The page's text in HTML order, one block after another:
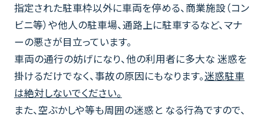
指定された駐車枠以外に車両を停める、商業施設（コン
ビニ等）や他人の駐車場、通路上に駐車するなど、マナ
ーの悪さが目立っています。
車両の通行の妨げになり、他の利用者に多大な 迷惑を
掛けるだけでなく、事故の原因にもなります。迷惑駐車
は絶対しないでください。
また、空ぶかしや等も周囲の迷惑と なる行為ですので、